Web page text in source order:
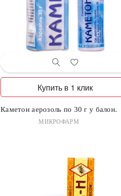
Купить в 1 клик
Каметон аерозоль по 30 г у балон.
МИКРОФАРМ